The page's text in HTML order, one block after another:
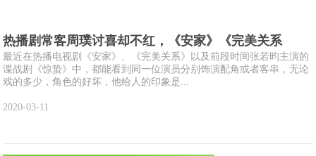
热播剧常客周璞讨喜却不红，《安家》《完美关系
最近在热播电视剧《安家》、《完美关系》以及前段时间张若昀主演的
谍战剧《惊蛰》中，都能看到同一位演员分别饰演配角或者客串，无论
戏的多少，角色的好坏，他给人的印象是...
2020-03-11